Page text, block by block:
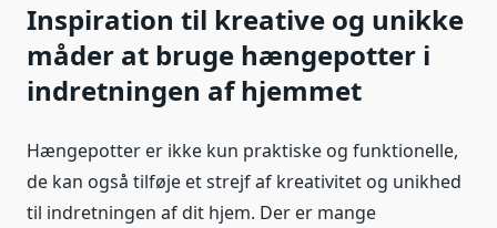
Inspiration til kreative og unikke
måder at bruge hængepotter i
indretningen af hjemmet
Hængepotter er ikke kun praktiske og funktionelle,
de kan også tilføje et strejf af kreativitet og unikhed
til indretningen af dit hjem. Der er mange